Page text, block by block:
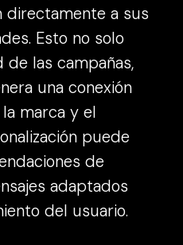
directamente a sus
Esto no solo
las campañas,
una conexión
marca y el
puede
de
adaptados
del usuario.